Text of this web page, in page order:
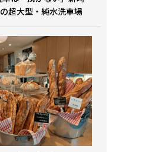
超大型・純水洗車場